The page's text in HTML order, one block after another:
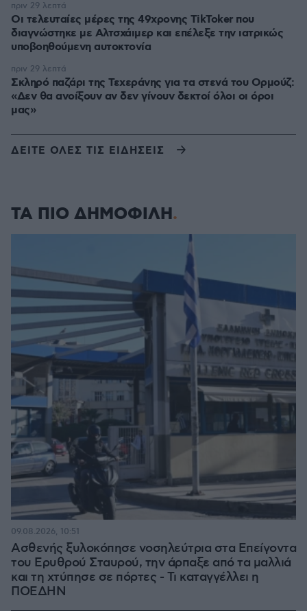
Οι τελευταίες μέρες της 49χρονης TikToker που
διαγνώστηκε με Αλτσχάιμερ και επέλεξε την ιατρικώς
υποβοηθούμενη αυτοκτονία
πριν 29 λεπτά
Σκληρό παζάρι της Τεχεράνης για τα στενά του Ορμούζ:
«Δεν θα ανοίξουν αν δεν γίνουν δεκτοί όλοι οι όροι
μας»
πριν 29 λεπτά
ΔΕΙΤΕ ΟΛΕΣ ΤΙΣ ΕΙΔΗΣΕΙΣ
ΤΑ ΠΙΟ ΔΗΜΟΦΙΛΗ
Ασθενής ξυλοκόπησε νοσηλεύτρια στα Επείγοντα
του Ερυθρού Σταυρού, την άρπαξε από τα μαλλιά
και τη χτύπησε σε πόρτες - Τι καταγγέλλει η
ΠΟΕΔΗΝ
09.08.2026, 10:51